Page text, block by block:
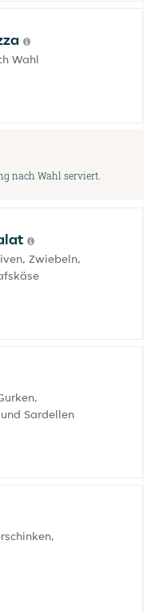
Wahl
nach Wahl serviert.
Zwiebeln,
Sardellen